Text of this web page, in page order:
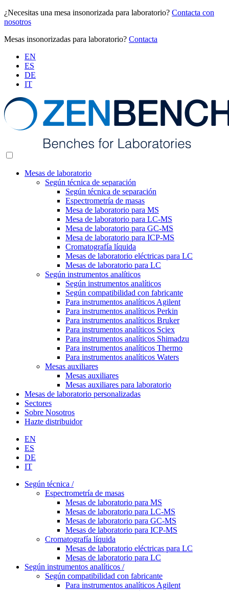
¿Necesitas una mesa insonorizada para laboratorio? Contacta con
nosotros
Mesas insonorizadas para laboratorio? Contacta
EN
ES
DE
IT
Mesas de laboratorio
Según técnica de separación
Según técnica de separación
Espectrometría de masas
Mesa de laboratorio para MS
Mesa de laboratorio para LC-MS
Mesa de laboratorio para GC-MS
Mesa de laboratorio para ICP-MS
Cromatografía líquida
Mesas de laboratorio eléctricas para LC
Mesas de laboratorio para LC
Según instrumentos analíticos
Según instrumentos analíticos
Según compatibilidad con fabricante
Para instrumentos analíticos Agilent
Para instrumentos analíticos Perkin
Para instrumentos analíticos Bruker
Para instrumentos analíticos Sciex
Para instrumentos analíticos Shimadzu
Para instrumentos analíticos Thermo
Para instrumentos analíticos Waters
Mesas auxiliares
Mesas auxiliares
Mesas auxiliares para laboratorio
Mesas de laboratorio personalizadas
Sectores
Sobre Nosotros
Hazte distribuidor
EN
ES
DE
IT
Según técnica /
Espectrometría de masas
Mesas de laboratorio para MS
Mesas de laboratorio para LC-MS
Mesas de laboratorio para GC-MS
Mesas de laboratorio para ICP-MS
Cromatografía líquida
Mesas de laboratorio eléctricas para LC
Mesas de laboratorio para LC
Según instrumentos analíticos /
Según compatibilidad con fabricante
Para instrumentos analíticos Agilent